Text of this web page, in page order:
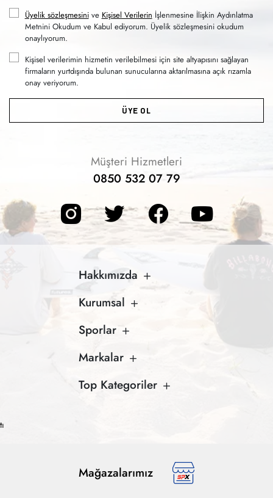
Üyelik sözleşmesinive Kişisel Verilerin İşlenmesine İlişkin Aydınlatma
Metnini Okudum ve Kabul ediyorum. Üyelik sözleşmesini okudum
onaylıyorum.
Kişisel verilerimin hizmetin verilebilmesi için site altyapısını sağlayan
firmaların yurtdışında bulunan sunucularına aktarılmasına açık rızamla
onay veriyorum.
ÜYE OL
Müşteri Hizmetleri
0850 532 07 79
Hakkımızda
Kurumsal
Sporlar
Markalar
Top Kategoriler
Mağazalarımız